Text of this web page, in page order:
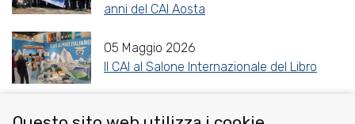
anni del CAI Aosta
05 Maggio 2026
Il CAI al Salone Internazionale del Libro